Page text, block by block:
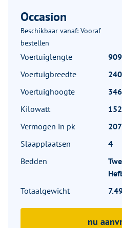
Occasion
Beschikbaar vanaf: Vooraf
bestellen
Voertuiglengte
Voertuigbreedte
Voertuighoogte
Kilowatt
Vermogen in pk
Slaapplaatsen
4
Bedden
Totaalgewicht
nu